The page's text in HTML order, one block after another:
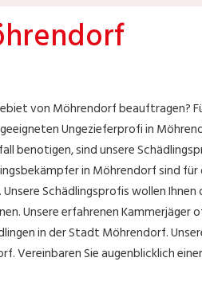
von Möhrendorf beauftragen?
Ungezieferprofi in
benotigen, sind unsere
in Möhrendorf sind
Schädlingsprofis wollen Ihnen
Unsere erfahrenen Kammerjäger
in der Stadt Möhrendorf.
Vereinbaren Sie augenblicklich